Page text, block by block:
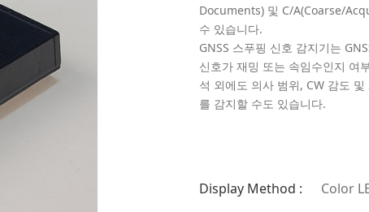
Documents) 및 C/A(Coarse/
수 있습니다.
GNSS 스푸핑 신호 감지기는
신호가 재밍 또는 속임수인지 여
석 외에도 의사 범위, CW 감도
를 감지할 수도 있습니다.
Display Method :
Color